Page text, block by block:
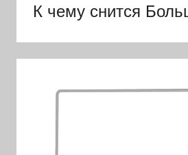
К чему снится